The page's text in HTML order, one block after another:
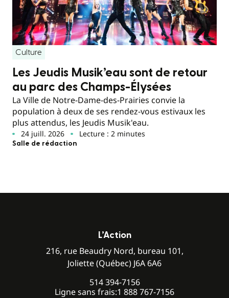
Culture
Les Jeudis Musik’eau sont de retour
au parc des Champs-Élysées
La Ville de Notre-Dame-des-Prairies convie la
population à deux de ses rendez-vous estivaux les
plus attendus, les Jeudis Musik'eau.
24 juill. 2026 Lecture : 2 minutes
Salle de rédaction
L’Action
216, rue Beaudry Nord, bureau 101,
Joliette (Québec) J6A 6A6
514 394-7156
Ligne sans frais:1 888 767-7156